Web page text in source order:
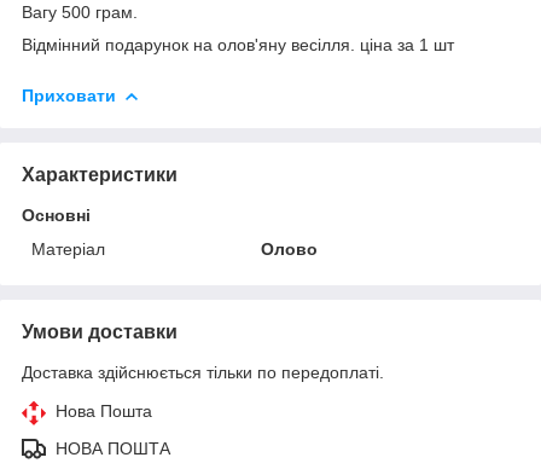
Вагу 500 грам.
Відмінний подарунок на олов'яну весілля. ціна за 1 шт
Приховати
Характеристики
Основні
Матеріал
Олово
Умови доставки
Доставка здійснюється тільки по передоплаті.
Нова Пошта
НОВА ПОШТА